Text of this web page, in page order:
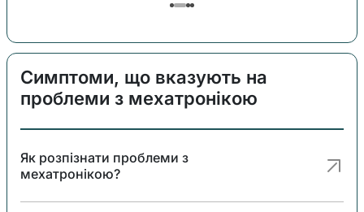
Симптоми, що вказують на
проблеми з мехатронікою
Як розпізнати проблеми з
мехатронікою?